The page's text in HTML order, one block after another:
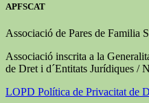
APFSCAT
Associació de Pares de Familia
Associació inscrita a la
de Dret i d´Entitats Jurídiques /
LOPD Política de Privacitat de